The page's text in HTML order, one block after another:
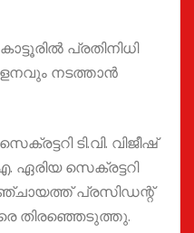
പ്രതിനിധി
നടത്താൻ
ടി.വി. വിജീഷ്
സെക്രട്ടറി
പ്രസിഡന്റ്
തിരഞ്ഞെടുത്തു.